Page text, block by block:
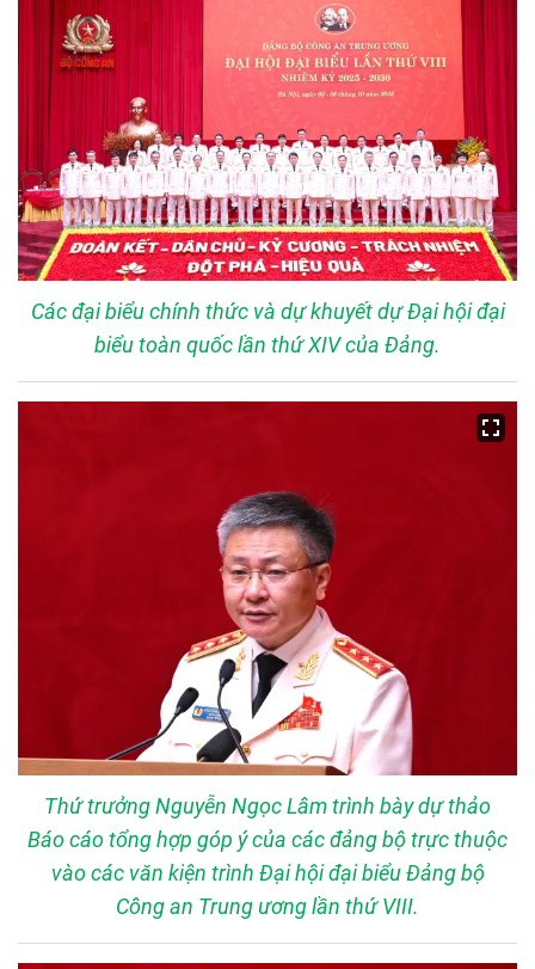
Các đại biểu chính thức và dự khuyết dự Đại hội đại
biểu toàn quốc lần thứ XIV của Đảng.
Thứ trưởng Nguyễn Ngọc Lâm trình bày dự thảo
Báo cáo tổng hợp góp ý của các đảng bộ trực thuộc
vào các văn kiện trình Đại hội đại biểu Đảng bộ
Công an Trung ương lần thứ VIII.